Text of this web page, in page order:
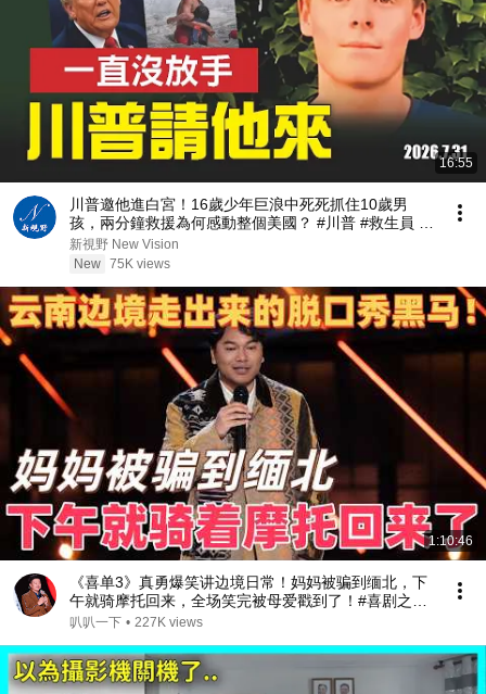
16:55
川普邀他進白宮！16歲少年巨浪中死死抓住10歲男
孩，兩分鐘救援為何感動整個美國？ #川普 #救生員 #
美國精神 | 新視野 第2467期 20260731
新視野 New Vision
New 75K views
1:10:46
《喜单3》真勇爆笑讲边境日常！妈妈被骗到缅北，下
午就骑摩托回来，全场笑完被母爱戳到了！#喜剧之王
单口季 #脱口秀 #搞笑 #喜剧 #funny #综艺
叭叭一下 • 227K views